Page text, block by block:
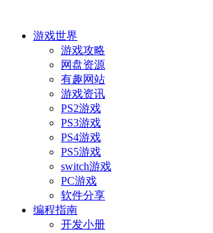
游戏世界
游戏攻略
网盘资源
有趣网站
游戏资讯
PS2游戏
PS3游戏
PS4游戏
PS5游戏
switch游戏
PC游戏
软件分享
编程指南
开发小册